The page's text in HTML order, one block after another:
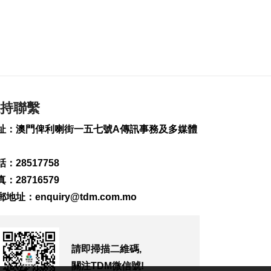
“白海豚”料今晚移入
東海 多地提前防颱
一帶將滅蚊
7旬翁流感重症須深切
治療
聯繫
：澳門俾利喇街一五七號A傳訊事務及多媒體
：28517758
：28716579
地址： enquiry@tdm.com.mo
請即掃描二維碼,
關注TDM微信號!